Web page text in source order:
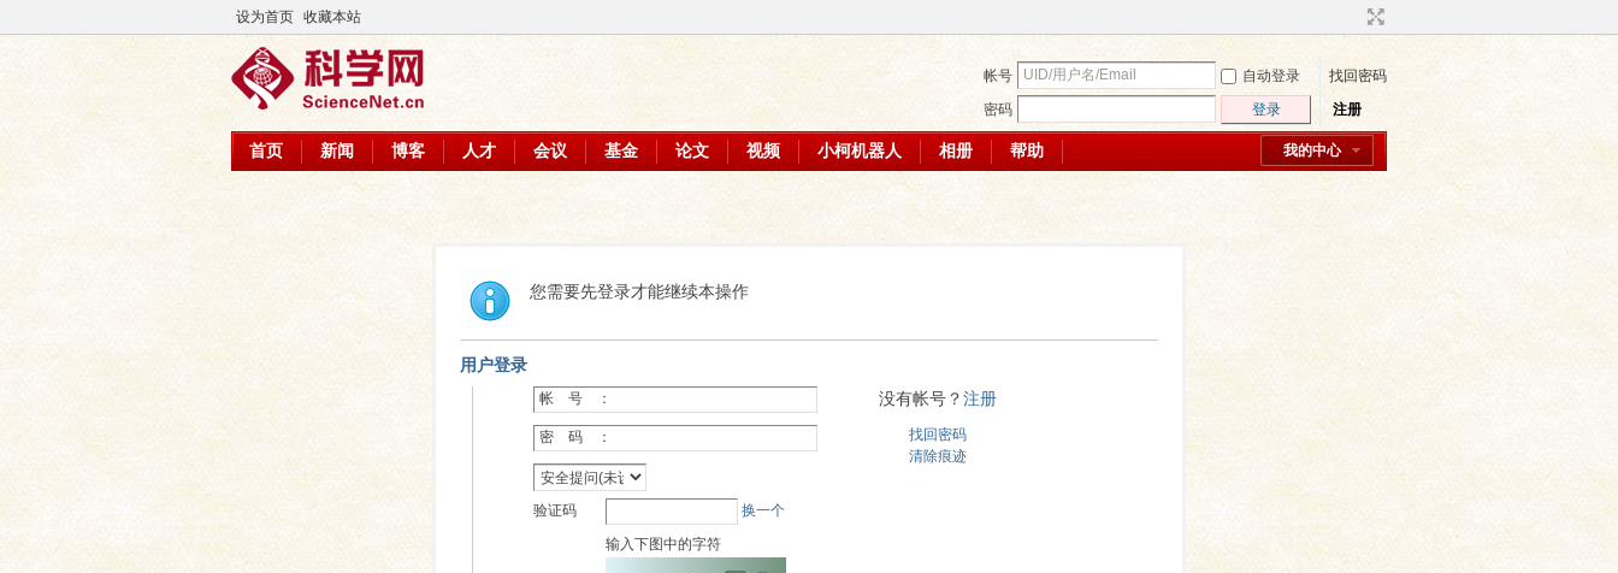
设为首页 收藏本站
帐号 自动登录
找回密码
密码
登录 注册
我的中心
首页 新闻 博客 人才 会议 基金 论文 视频 小柯机器人 相册 帮助
您需要先登录才能继续本操作
用户登录
帐 号 ：
密 码 ：
验证码
换一个
输入下图中的字符
没有帐号？注册
找回密码
清除痕迹